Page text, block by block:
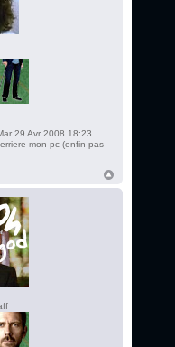
29 Avr 2008 18:23
mon pc (enfin pas